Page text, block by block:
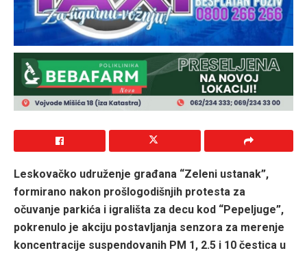
Leskovačko udruženje građana “Zeleni ustanak”,
formirano nakon prošlogodišnjih protesta za
očuvanje parkića i igrališta za decu kod “Pepeljuge”,
pokrenulo je akciju postavljanja senzora za merenje
koncentracije suspendovanih PM 1, 2.5 i 10 čestica u